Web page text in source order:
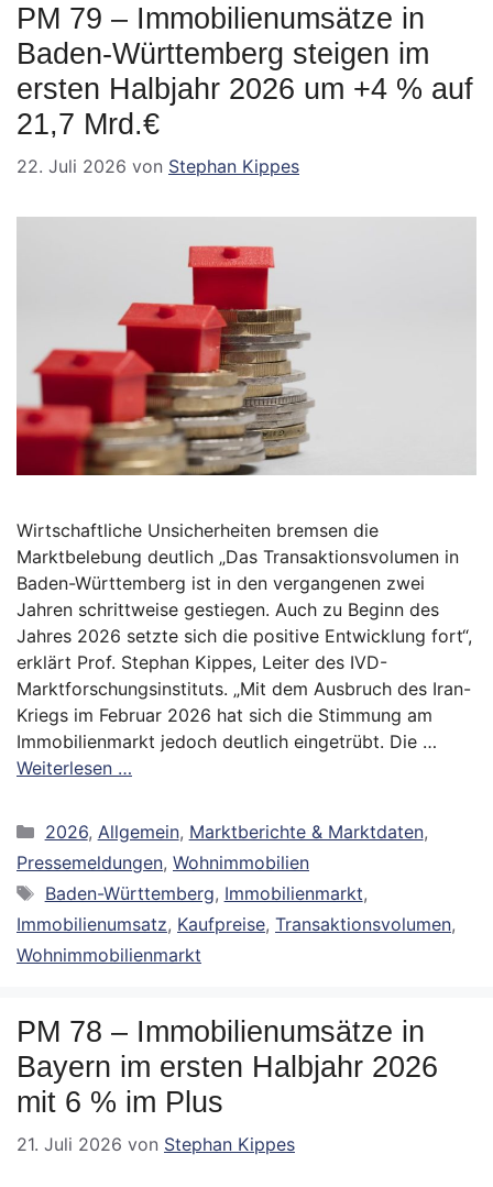
PM 79 – Immobilienumsätze in
Baden-Württemberg steigen im
ersten Halbjahr 2026 um +4 % auf
21,7 Mrd.€
22. Juli 2026 von Stephan Kippes
Wirtschaftliche Unsicherheiten bremsen die
Marktbelebung deutlich „Das Transaktionsvolumen in
Baden-Württemberg ist in den vergangenen zwei
Jahren schrittweise gestiegen. Auch zu Beginn des
Jahres 2026 setzte sich die positive Entwicklung fort“,
erklärt Prof. Stephan Kippes, Leiter des IVD-
Marktforschungsinstituts. „Mit dem Ausbruch des Iran-
Kriegs im Februar 2026 hat sich die Stimmung am
Immobilienmarkt jedoch deutlich eingetrübt. Die …
Weiterlesen …
Kategorien
2026, Allgemein, Marktberichte & Marktdaten,
Pressemeldungen, Wohnimmobilien
Schlagwörter
Baden-Württemberg, Immobilienmarkt,
Immobilienumsatz, Kaufpreise, Transaktionsvolumen,
Wohnimmobilienmarkt
PM 78 – Immobilienumsätze in
Bayern im ersten Halbjahr 2026
mit 6 % im Plus
21. Juli 2026 von Stephan Kippes